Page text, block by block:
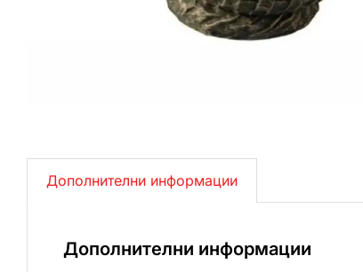
Дополнителни информации
Дополнителни информации